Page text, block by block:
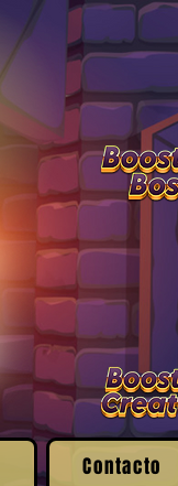
Contacto